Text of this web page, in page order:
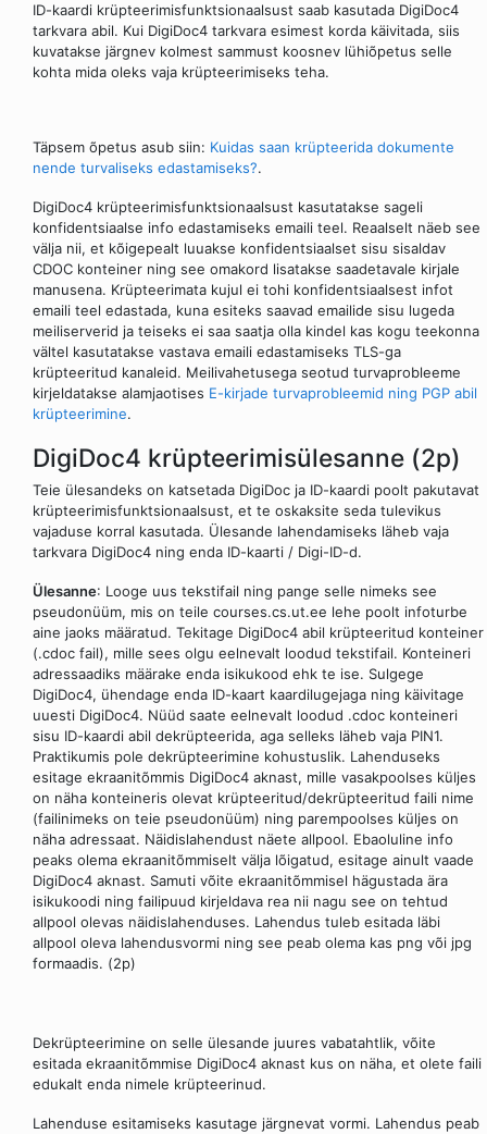
ID-kaardi krüpteerimisfunktsionaalsust saab kasutada DigiDoc4
tarkvara abil. Kui DigiDoc4 tarkvara esimest korda käivitada, siis
kuvatakse järgnev kolmest sammust koosnev lühiõpetus selle
kohta mida oleks vaja krüpteerimiseks teha.
Täpsem õpetus asub siin: Kuidas saan krüpteerida dokumente
nende turvaliseks edastamiseks?.
DigiDoc4 krüpteerimisfunktsionaalsust kasutatakse sageli
konfidentsiaalse info edastamiseks emaili teel. Reaalselt näeb see
välja nii, et kõigepealt luuakse konfidentsiaalset sisu sisaldav
CDOC konteiner ning see omakord lisatakse saadetavale kirjale
manusena. Krüpteerimata kujul ei tohi konfidentsiaalsest infot
emaili teel edastada, kuna esiteks saavad emailide sisu lugeda
meiliserverid ja teiseks ei saa saatja olla kindel kas kogu teekonna
vältel kasutatakse vastava emaili edastamiseks TLS-ga
krüpteeritud kanaleid. Meilivahetusega seotud turvaprobleeme
kirjeldatakse alamjaotises E-kirjade turvaprobleemid ning PGP abil
krüpteerimine.
DigiDoc4 krüpteerimisülesanne (2p)
Teie ülesandeks on katsetada DigiDoc ja ID-kaardi poolt pakutavat
krüpteerimisfunktsionaalsust, et te oskaksite seda tulevikus
vajaduse korral kasutada. Ülesande lahendamiseks läheb vaja
tarkvara DigiDoc4 ning enda ID-kaarti / Digi-ID-d.
Ülesanne: Looge uus tekstifail ning pange selle nimeks see
pseudonüüm, mis on teile courses.cs.ut.ee lehe poolt infoturbe
aine jaoks määratud. Tekitage DigiDoc4 abil krüpteeritud konteiner
(.cdoc fail), mille sees olgu eelnevalt loodud tekstifail. Konteineri
adressaadiks määrake enda isikukood ehk te ise. Sulgege
DigiDoc4, ühendage enda ID-kaart kaardilugejaga ning käivitage
uuesti DigiDoc4. Nüüd saate eelnevalt loodud .cdoc konteineri
sisu ID-kaardi abil dekrüpteerida, aga selleks läheb vaja PIN1.
Praktikumis pole dekrüpteerimine kohustuslik. Lahenduseks
esitage ekraanitõmmis DigiDoc4 aknast, mille vasakpoolses küljes
on näha konteineris olevat krüpteeritud/dekrüpteeritud faili nime
(failinimeks on teie pseudonüüm) ning parempoolses küljes on
näha adressaat. Näidislahendust näete allpool. Ebaoluline info
peaks olema ekraanitõmmiselt välja lõigatud, esitage ainult vaade
DigiDoc4 aknast. Samuti võite ekraanitõmmisel hägustada ära
isikukoodi ning failipuud kirjeldava rea nii nagu see on tehtud
allpool olevas näidislahenduses. Lahendus tuleb esitada läbi
allpool oleva lahendusvormi ning see peab olema kas png või jpg
formaadis. (2p)
Dekrüpteerimine on selle ülesande juures vabatahtlik, võite
esitada ekraanitõmmise DigiDoc4 aknast kus on näha, et olete faili
edukalt enda nimele krüpteerinud.
Lahenduse esitamiseks kasutage järgnevat vormi. Lahendus peab